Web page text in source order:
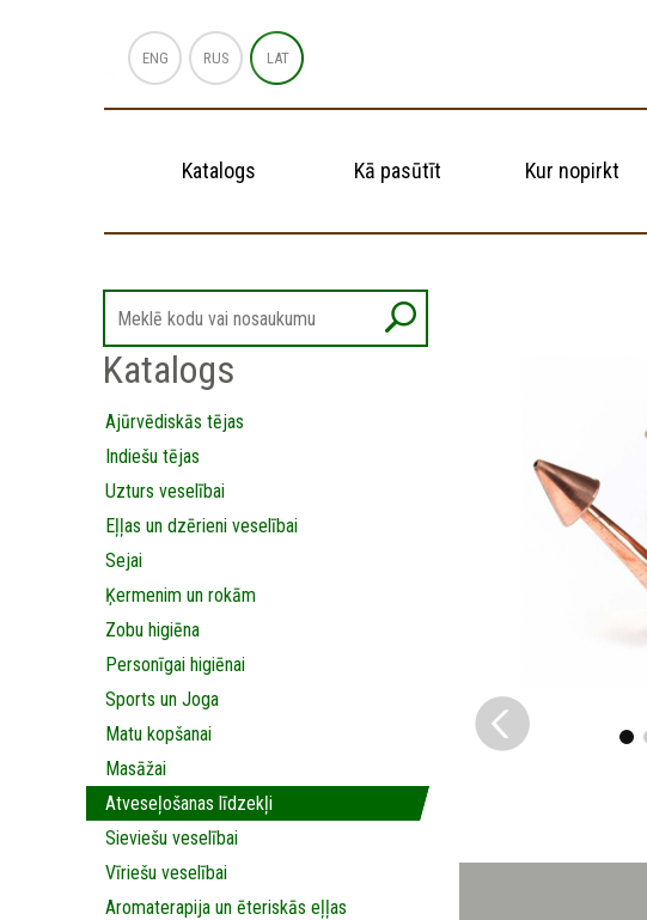
ENG RUS LAT
Katalogs Kā pasūtīt Kur nopirkt
Katalogs
Ajūrvēdiskās tējas
Indiešu tējas
Uzturs veselībai
Eļļas un dzērieni veselībai
Sejai
Ķermenim un rokām
Zobu higiēna
Personīgai higiēnai
Sports un Joga
Matu kopšanai
Masāžai
Аtveseļošanas līdzekļi
Sieviešu veselībai
Vīriešu veselībai
Aromaterapija un ēteriskās eļļas